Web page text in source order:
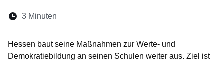
Lesedauer:
3 Minuten
Hessen baut seine Maßnahmen zur Werte- und
Demokratiebildung an seinen Schulen weiter aus. Ziel ist